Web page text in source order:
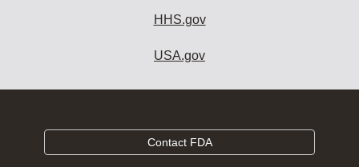
HHS.gov
USA.gov
Contact FDA